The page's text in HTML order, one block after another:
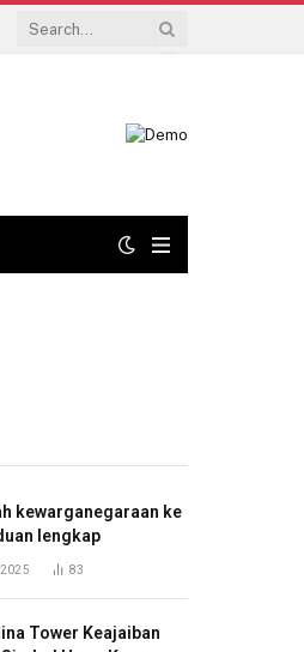
kewarganegaraan ke
lengkap
83
Tower Keajaiban